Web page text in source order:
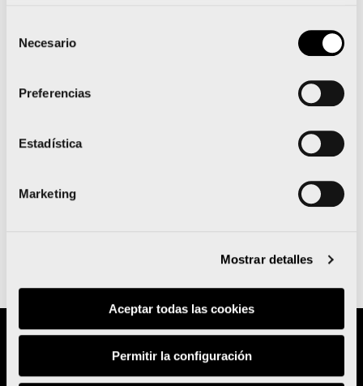
Necesario
Preferencias
Estadística
Marketing
Mostrar detalles
Aceptar todas las cookies
Permitir la configuración
Organiza